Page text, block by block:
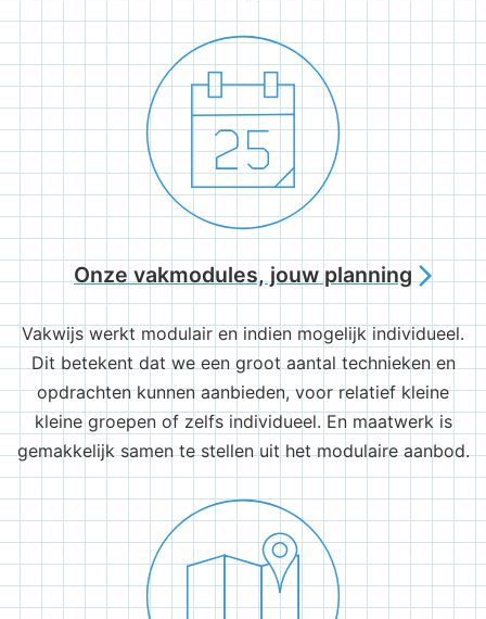
Onze vakmodules, jouw planningarrow_forward_ios
Vakwijs werkt modulair en indien mogelijk individueel.
Dit betekent dat we een groot aantal technieken en
opdrachten kunnen aanbieden, voor relatief kleine
kleine groepen of zelfs individueel. En maatwerk is
gemakkelijk samen te stellen uit het modulaire aanbod.